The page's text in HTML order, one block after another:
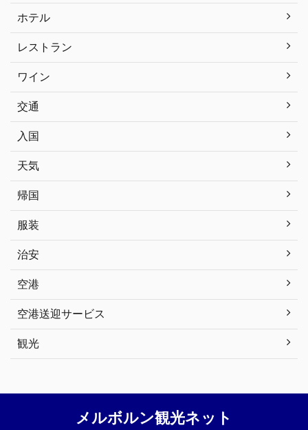
ホテル
レストラン
ワイン
交通
入国
天気
帰国
服装
治安
空港
空港送迎サービス
観光
メルボルン観光ネット